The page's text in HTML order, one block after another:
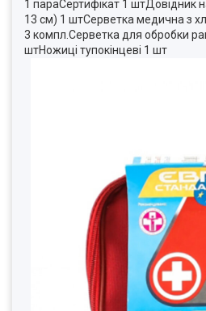
1 параСертифікат 1 штДовідник
13 см) 1 штСерветка медична з
3 компл.Серветка для обробки
штНожиці тупокінцеві 1 шт